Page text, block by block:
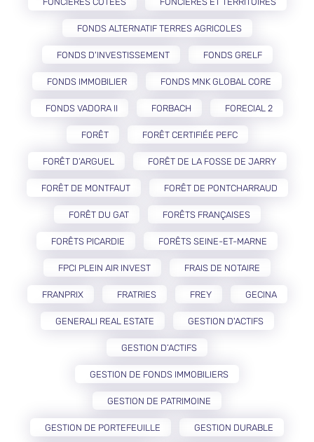
FONDS ALTERNATIF TERRES AGRICOLES
FONDS D'INVESTISSEMENT FONDS GRELF
FONDS IMMOBILIER FONDS MNK GLOBAL CORE
FONDS VADORA II FORBACH FORECIAL 2
FORÊT FORÊT CERTIFIÉE PEFC
FORÊT D’ARGUEL FORÊT DE LA FOSSE DE JARRY
FORÊT DE MONTFAUT FORÊT DE PONTCHARRAUD
FORÊT DU GAT FORÊTS FRANÇAISES
FORÊTS PICARDIE FORÊTS SEINE-ET-MARNE
FPCI PLEIN AIR INVEST FRAIS DE NOTAIRE
FRANPRIX FRATRIES FREY GECINA
GENERALI REAL ESTATE GESTION D'ACTIFS
GESTION D’ACTIFS
GESTION DE FONDS IMMOBILIERS
GESTION DE PATRIMOINE
GESTION DE PORTEFEUILLE GESTION DURABLE